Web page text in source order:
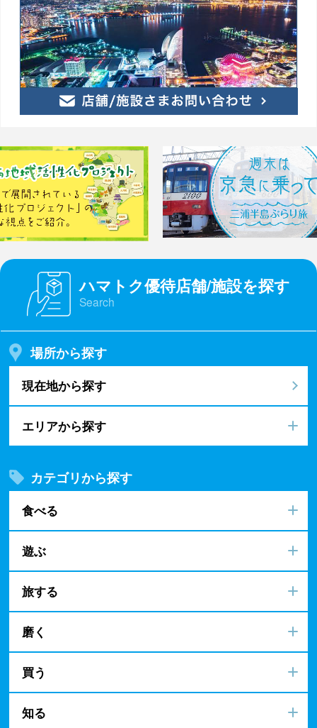
ハマトク優待店舗/施設を探す
Search
場所から探す
現在地から探す
エリアから探す
カテゴリから探す
食べる
遊ぶ
旅する
磨く
買う
知る